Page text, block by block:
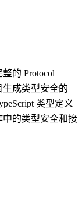
的 Protocol
生成类型安全的
类型定义
中的类型安全和接